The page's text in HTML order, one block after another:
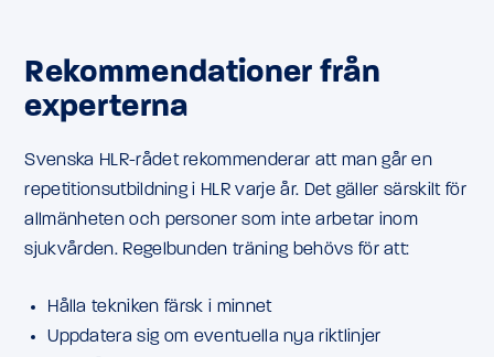
Rekommendationer från
experterna
Svenska HLR-rådet rekommenderar att man går en
repetitionsutbildning i HLR varje år. Det gäller särskilt för
allmänheten och personer som inte arbetar inom
sjukvården. Regelbunden träning behövs för att:
Hålla tekniken färsk i minnet
Uppdatera sig om eventuella nya riktlinjer